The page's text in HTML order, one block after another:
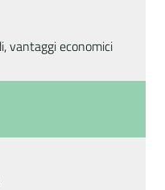
vantaggi economici